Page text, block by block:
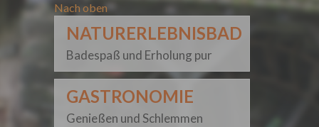
Nach oben
NATURERLEBNISBAD
Badespaß und Erholung pur
GASTRONOMIE
Genießen und Schlemmen